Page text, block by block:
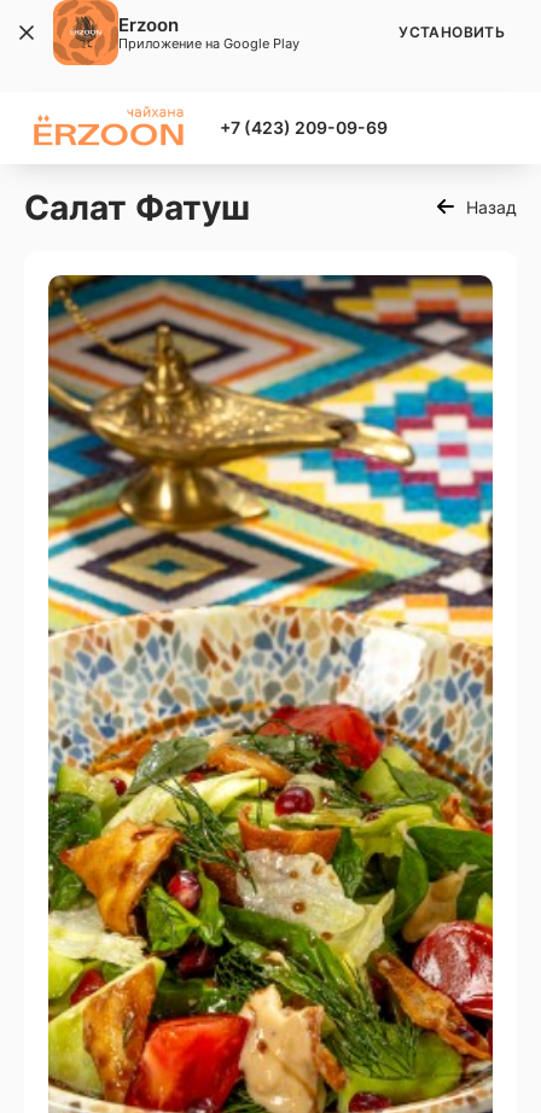
+7 (423) 209-09-69
Салат Фатуш Назад
Erzoon
Приложение на Google Play
УСТАНОВИТЬ